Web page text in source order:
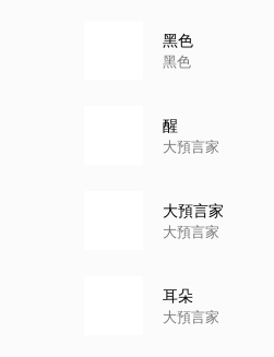
黑色
黑色
醒
大預言家
大預言家
大預言家
耳朵
大預言家